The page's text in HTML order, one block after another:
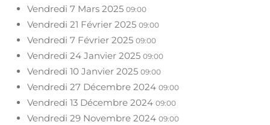
Vendredi 7 Mars 2025 09:00
Vendredi 21 Février 2025 09:00
Vendredi 7 Février 2025 09:00
Vendredi 24 Janvier 2025 09:00
Vendredi 10 Janvier 2025 09:00
Vendredi 27 Décembre 2024 09:00
Vendredi 13 Décembre 2024 09:00
Vendredi 29 Novembre 2024 09:00